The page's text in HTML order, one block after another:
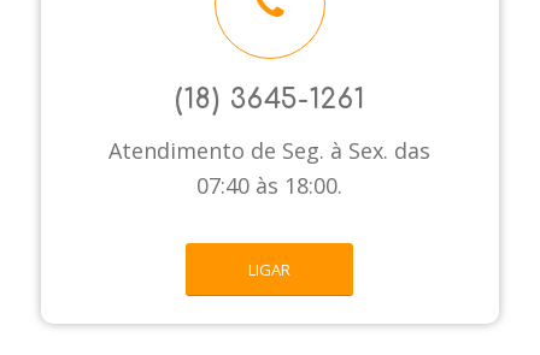
(18) 3645-1261
Atendimento de Seg. à Sex. das
07:40 às 18:00.
LIGAR